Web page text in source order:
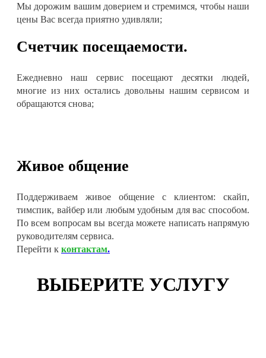
Мы дорожим вашим доверием и стремимся, чтобы наши
цены Вас всегда приятно удивляли;
Счетчик посещаемости.
Ежедневно наш сервис посещают десятки людей,
многие из них остались довольны нашим сервисом и
обращаются снова;
Живое общение
Поддерживаем живое общение с клиентом: скайп,
тимспик, вайбер или любым удобным для вас способом.
По всем вопросам вы всегда можете написать напрямую
руководителям сервиса.
Перейти к контактам.
ВЫБЕРИТЕ УСЛУГУ